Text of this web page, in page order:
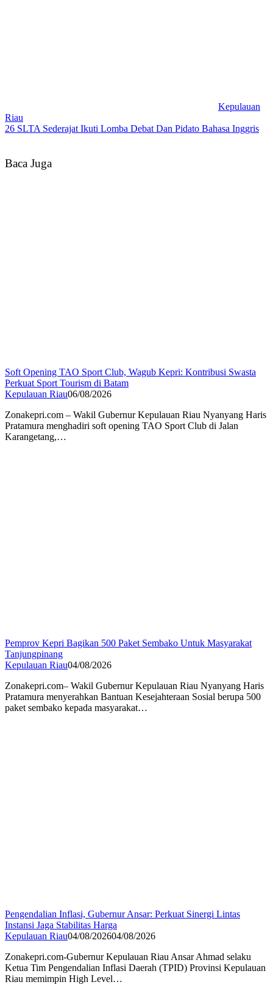
Kepulauan
Riau
26 SLTA Sederajat Ikuti Lomba Debat Dan Pidato Bahasa Inggris
Baca Juga
Soft Opening TAO Sport Club, Wagub Kepri: Kontribusi Swasta
Perkuat Sport Tourism di Batam
Kepulauan Riau06/08/2026
Zonakepri.com – Wakil Gubernur Kepulauan Riau Nyanyang Haris
Pratamura menghadiri soft opening TAO Sport Club di Jalan
Karangetang,…
Pemprov Kepri Bagikan 500 Paket Sembako Untuk Masyarakat
Tanjungpinang
Kepulauan Riau04/08/2026
Zonakepri.com– Wakil Gubernur Kepulauan Riau Nyanyang Haris
Pratamura menyerahkan Bantuan Kesejahteraan Sosial berupa 500
paket sembako kepada masyarakat…
Pengendalian Inflasi, Gubernur Ansar: Perkuat Sinergi Lintas
Instansi Jaga Stabilitas Harga
Kepulauan Riau04/08/202604/08/2026
Zonakepri.com-Gubernur Kepulauan Riau Ansar Ahmad selaku
Ketua Tim Pengendalian Inflasi Daerah (TPID) Provinsi Kepulauan
Riau memimpin High Level…